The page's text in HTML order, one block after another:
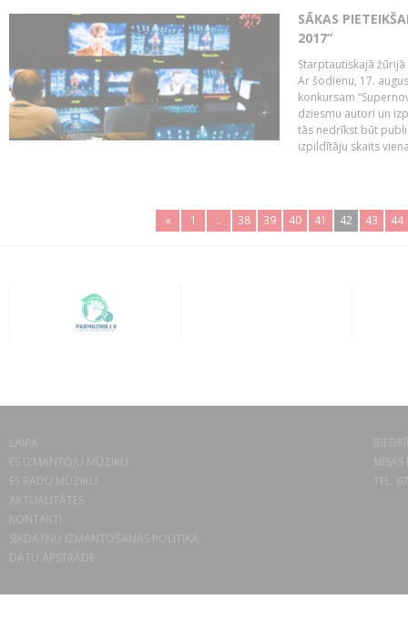
SĀKAS
2017”
Starptautiskajā
Ar šodienu, 17.
konkursam
dziesmu autori un
tās nedrīkst būt
izpildītāju skaits
« 1 .. 38 39 40 41 42 43 44
LAIPA
ES IZMANTOJU MŪZIKU
ES RADU MŪZIKU
AKTUALITĀTES
KONTAKTI
SĪKDATŅU IZMANTOŠANAS POLITIKA
DATU APSTRĀDE
TEL.